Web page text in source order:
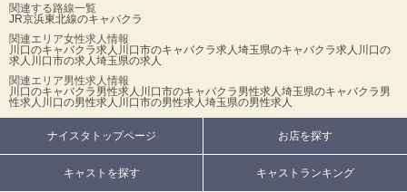
関連する路線一覧
JR京浜東北線のキャバクラ
関連エリア女性求人情報
川口のキャバクラ求人 川口市のキャバクラ求人埼玉県のキャバクラ求人 川口の
求人 川口市の求人埼玉県の求人
関連エリア男性求人情報
川口のキャバクラ男性求人 川口市のキャバクラ男性求人埼玉県のキャバクラ男
性求人 川口の男性求人 川口市の男性求人埼玉県の男性求人
ナイスタトップページ お店を探す
キャストを探す キャストランキング